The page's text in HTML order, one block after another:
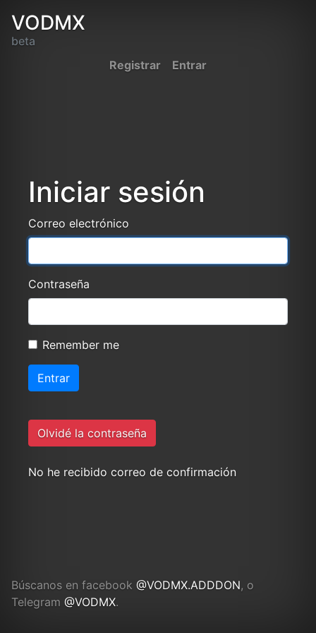
VODMX
beta
Registrar
Entrar
Iniciar sesión
Correo electrónico
Contraseña
Remember me
Olvidé la contraseña
No he recibido correo de confirmación
Búscanos en facebook @VODMX.ADDDON, o
Telegram @VODMX.